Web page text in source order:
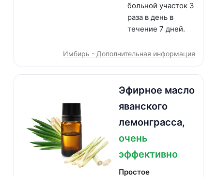
больной участок 3
раза в день в
течение 7 дней.
Имбирь - Дополнительная информация
Эфирное масло
яванского
лемонграсса,
очень
эффективно
Простое